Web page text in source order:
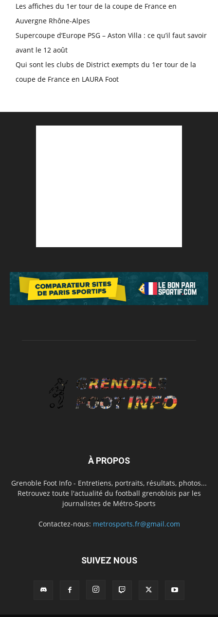
Les affiches du 1er tour de la coupe de France en
Auvergne Rhône-Alpes
Supercoupe d’Europe PSG – Aston Villa : ce qu’il faut savoir
avant le 12 août
Qui sont les clubs de District exempts du 1er tour de la
coupe de France en LAURA Foot
À PROPOS
Grenoble Foot Info - Entretiens, portraits, résultats, photos...
Retrouvez toute l'actualité du football grenoblois par les
journalistes de Métro-Sports
Contactez-nous: metrosports.fr@gmail.com
SUIVEZ NOUS